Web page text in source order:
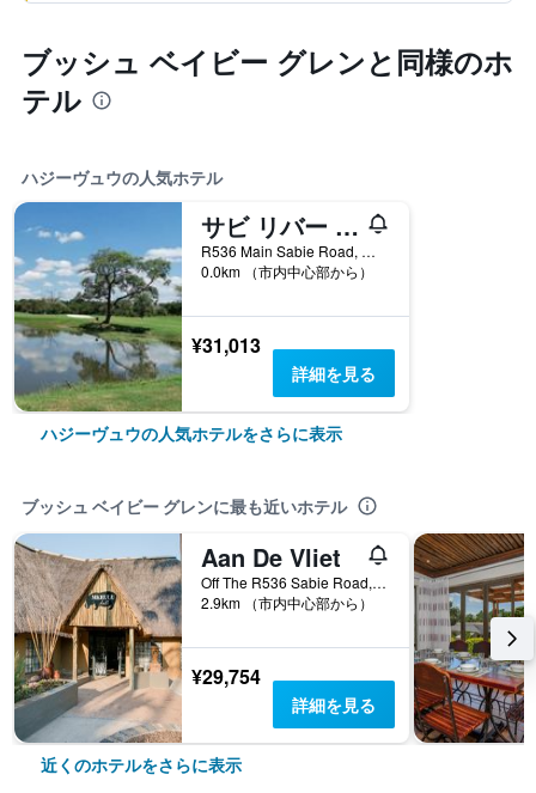
ブッシュ ベイビー グレンと同様のホ
テル
ハジーヴュウの人気ホテル
サビ リバー サン
R536 Main Sabie Road, ハジーヴュウ, ムプマランガ州, 南アフリカ
0.0km （市内中心部から）
¥31,013
詳細を見る
ハジーヴュウの人気ホテルをさらに表示
ブッシュ ベイビー グレンに最も近いホテル
Aan De Vliet
Off The R536 Sabie Road, ハジーヴュウ, ムプマランガ州, 南アフリカ
2.9km （市内中心部から）
¥29,754
詳細を見る
近くのホテルをさらに表示